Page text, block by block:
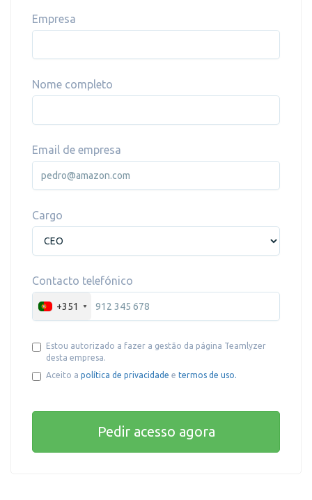
Empresa
Nome completo
Email de empresa
Cargo
Contacto telefónico
+351
Estou autorizado a fazer a gestão da página Teamlyzer
desta empresa.
Aceito a política de privacidade e termos de uso.